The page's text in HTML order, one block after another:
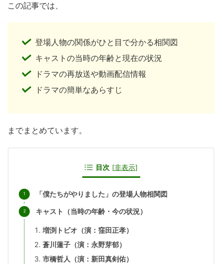
この記事では、
登場人物の関係がひと目で分かる相関図
キャストの当時の年齢と現在の状況
ドラマの再放送や動画配信情報
ドラマの簡単なあらすじ
までまとめています。
目次 [非表示]
「僕たちがやりました」の登場人物相関図
キャスト（当時の年齢・今の状況）
増渕トビオ（演：窪田正孝）
蒼川蓮子（演：永野芽郁）
市橋哲人（演：新田真剣佑）